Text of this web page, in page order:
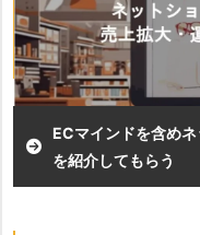
・コンサルティングか
・業界問わず幅広い案
ECマインドを含め
を紹介してもらう